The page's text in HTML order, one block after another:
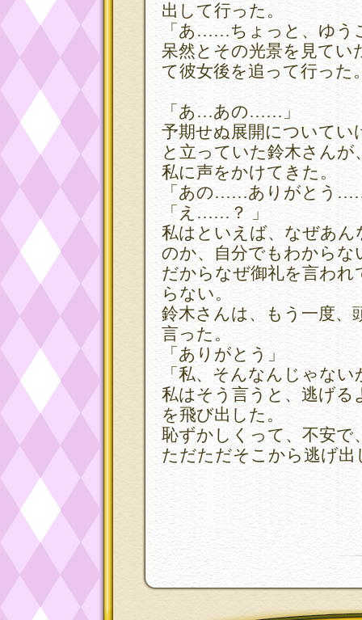
出して行った。
「あ……ちょっと、ゆう
呆然とその光景を見てい
て彼女後を追って行った
「あ…あの……」
予期せぬ展開についてい
と立っていた鈴木さんが
私に声をかけてきた。
「あの……ありがとう
「え……？ 」
私はといえば、なぜあん
のか、自分でもわからな
だからなぜ御礼を言われ
らない。
鈴木さんは、もう一度、
言った。
「ありがとう」
「私、そんなんじゃな
私はそう言うと、逃げる
を飛び出した。
恥ずかしくって、不安
ただただそこから逃げ出